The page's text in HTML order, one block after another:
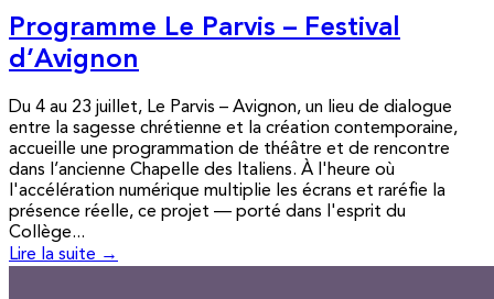
Programme Le Parvis – Festival
d’Avignon
Du 4 au 23 juillet, Le Parvis – Avignon, un lieu de dialogue
entre la sagesse chrétienne et la création contemporaine,
accueille une programmation de théâtre et de rencontre
dans l’ancienne Chapelle des Italiens. À l'heure où
l'accélération numérique multiplie les écrans et raréfie la
présence réelle, ce projet — porté dans l'esprit du
Collège...
Lire la suite →